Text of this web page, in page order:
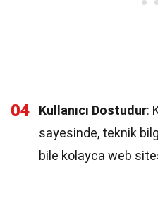
04 Kullanıcı Dostudur:
sayesinde, teknik
bile kolayca web